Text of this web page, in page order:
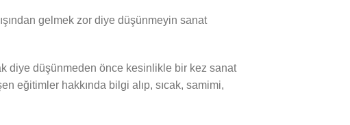
gelmek zor diye düşünmeyin sanat
diye düşünmeden önce kesinlikle bir kez sanat
eğitimler hakkında bilgi alıp, sıcak, samimi,